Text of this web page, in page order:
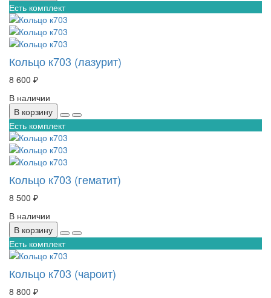
Есть комплект
Кольцо к703 (лазурит)
8 600 ₽
В наличии
В корзину
Есть комплект
Кольцо к703 (гематит)
8 500 ₽
В наличии
В корзину
Есть комплект
Кольцо к703 (чароит)
8 800 ₽